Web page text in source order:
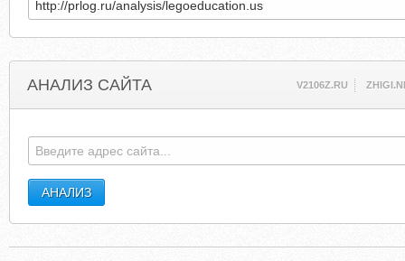
АНАЛИЗ САЙТА V2106Z.RU